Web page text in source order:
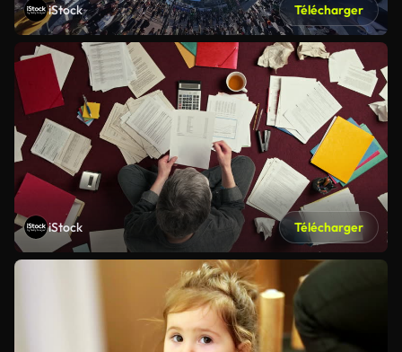
iStock Télécharger
iStock Télécharger